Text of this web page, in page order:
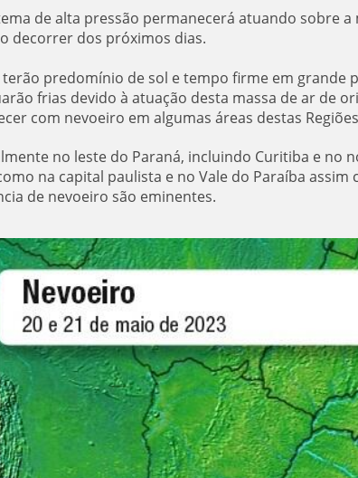
de alta pressão permanecerá atuando sobre
decorrer dos próximos dias.
terão predomínio de sol e tempo firme em grande
frias devido à atuação desta massa de ar de
com nevoeiro em algumas áreas destas
no leste do Paraná, incluindo Curitiba e no
na capital paulista e no Vale do Paraíba
de nevoeiro são eminentes.